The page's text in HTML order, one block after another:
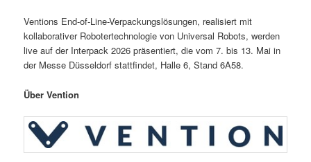
Ventions End-of-Line-Verpackungslösungen, realisiert mit
kollaborativer Robotertechnologie von Universal Robots, werden
live auf der Interpack 2026 präsentiert, die vom 7. bis 13. Mai in
der Messe Düsseldorf stattfindet, Halle 6, Stand 6A58.
Über Vention